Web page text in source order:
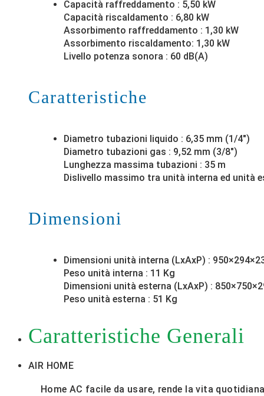
Capacità raffreddamento : 5,50 kW
Capacità riscaldamento : 6,80 kW
Assorbimento raffreddamento : 1,30 kW
Assorbimento riscaldamento: 1,30 kW
Livello potenza sonora : 60 dB(A)
Caratteristiche
Diametro tubazioni liquido : 6,35 mm (1/4″)
Diametro tubazioni gas : 9,52 mm (3/8″)
Lunghezza massima tubazioni : 35 m
Dislivello massimo tra unità interna ed unità
Dimensioni
Dimensioni unità interna (LxAxP) :
Peso unità interna : 11 Kg
Dimensioni unità esterna (LxAxP) :
Peso unità esterna : 51 Kg
Caratteristiche Generali
AIR HOME
Home AC facile da usare, rende la vita